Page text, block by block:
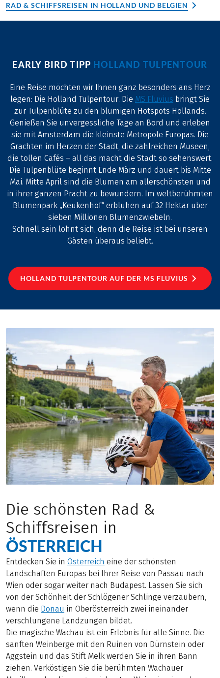
RAD & SCHIFFSREISEN IN HOLLAND UND BELGIEN
EARLY BIRD TIPP HOLLAND TULPENTOUR
Eine Reise möchten wir Ihnen ganz besonders ans Herz
legen: Die Holland Tulpentour. Die MS Fluvius bringt Sie
zur Tulpenblüte zu den blumigen Hotspots Hollands.
Genießen Sie unvergessliche Tage an Bord und erleben
sie mit Amsterdam die kleinste Metropole Europas. Die
Grachten im Herzen der Stadt, die zahlreichen Museen,
die tollen Cafés – all das macht die Stadt so sehenswert.
Die Tulpenblüte beginnt Ende März und dauert bis Mitte
Mai. Mitte April sind die Blumen am allerschönsten und
in ihrer ganzen Pracht zu bewundern. Im weltberühmten
Blumenpark „Keukenhof“ erblühen auf 32 Hektar über
sieben Millionen Blumenzwiebeln.
Schnell sein lohnt sich, denn die Reise ist bei unseren
Gästen überaus beliebt.
HOLLAND TULPENTOUR AUF DER MS FLUVIUS
Die schönsten Rad &
Schiffsreisen in
ÖSTERREICH
Entdecken Sie in Österreich eine der schönsten
Landschaften Europas bei Ihrer Reise von Passau nach
Wien oder sogar weiter nach Budapest. Lassen Sie sich
von der Schönheit der Schlögener Schlinge verzaubern,
wenn die Donau in Oberösterreich zwei ineinander
verschlungene Landzungen bildet.
Die magische Wachau ist ein Erlebnis für alle Sinne. Die
sanften Weinberge mit den Ruinen von Dürnstein oder
Aggstein und das Stift Melk werden Sie in ihren Bann
ziehen. Verköstigen Sie die berühmten Wachauer